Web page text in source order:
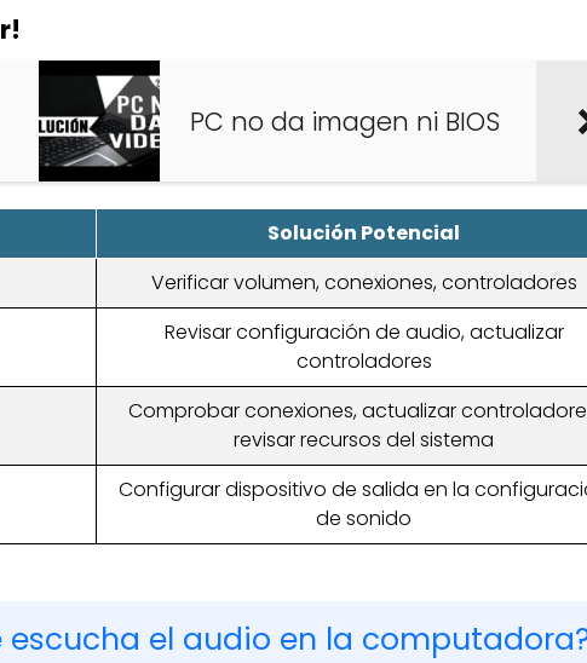
PC no da imagen ni BIOS
Solución Potencial
Verificar volumen, conexiones, controladores
Revisar configuración de audio, actualizar
controladores
Comprobar conexiones, actualizar
revisar recursos del sistema
Configurar dispositivo de salida en la
de sonido
escucha el audio en la